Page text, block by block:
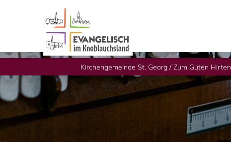
Kirchengemeinde St. Georg / Zum Guten Hirten